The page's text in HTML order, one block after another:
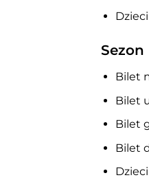
Sezon
Bilet
Bilet
Bilet
Bilet